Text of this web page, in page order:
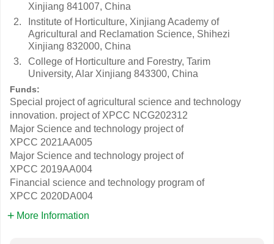
Xinjiang 841007, China
2.
Institute of Horticulture, Xinjiang Academy of
Agricultural and Reclamation Science, Shihezi
Xinjiang 832000, China
3.
College of Horticulture and Forestry, Tarim
University, Alar Xinjiang 843300, China
Funds:
Special project of agricultural science and technology
innovation. project of XPCC NCG202312
Major Science and technology project of
XPCC 2021AA005
Major Science and technology project of
XPCC 2019AA004
Financial science and technology program of
XPCC 2020DA004
More Information